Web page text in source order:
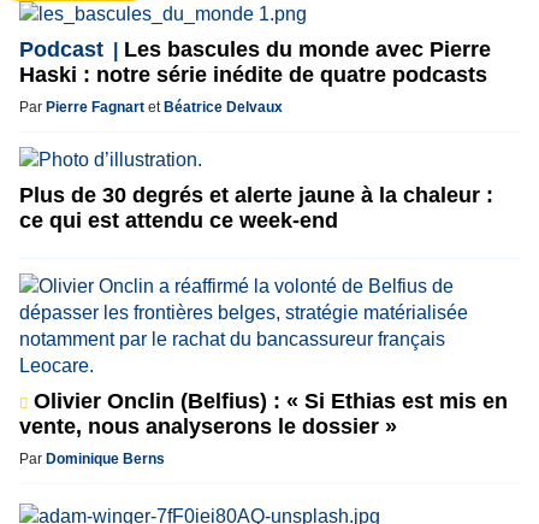
Podcast
Les bascules du monde avec Pierre
Haski : notre série inédite de quatre podcasts
Par Pierre Fagnart et Béatrice Delvaux
Plus de 30 degrés et alerte jaune à la chaleur :
ce qui est attendu ce week-end
Olivier Onclin (Belfius) : « Si Ethias est mis en
vente, nous analyserons le dossier »
Par Dominique Berns